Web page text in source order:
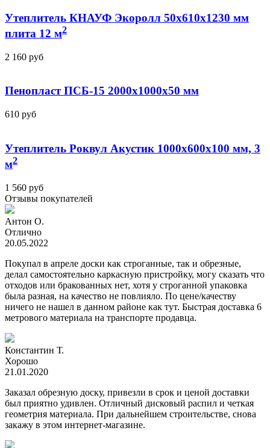
Утеплитель КНАУФ Экоролл 50x610x1230 мм
плита 12 м2
2 160 руб
Пенопласт ПСБ-15 2000x1000x50 мм
610 руб
Утеплитель Роквул Акустик 1000x600x100 мм, 3
м2
1 560 руб
Отзывы покупателей
Антон О.
Отлично
20.05.2022
Покупал в апреле доски как строганные, так и обрезные,
делал самостоятельно каркасную пристройку, могу сказать что
отходов или бракованных нет, хотя у строганной упаковка
была разная, на качество не повлияло. По цене/качеству
ничего не нашел в данном районе как тут. Быстрая доставка 6
метрового материала на транспорте продавца.
Константин Т.
Хорошо
21.01.2020
Заказал обрезную доску, привезли в срок и ценой доставки
был приятно удивлен. Отличный дисковый распил и четкая
геометрия материала. При дальнейшем строительстве, снова
закажу в этом интернет-магазине.